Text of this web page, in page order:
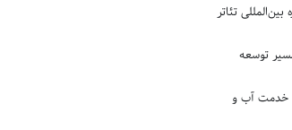
تئاتر
توسعه
آبفای البرز پیشتاز شد؛ ارائه تمامی ۲۲ خدمت آب و